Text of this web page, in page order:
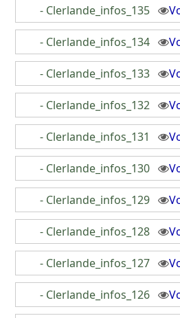
- Clerlande_infos_135
- Clerlande_infos_134
- Clerlande_infos_133
- Clerlande_infos_132
- Clerlande_infos_131
- Clerlande_infos_130
- Clerlande_infos_129
- Clerlande_infos_128
- Clerlande_infos_127
- Clerlande_infos_126